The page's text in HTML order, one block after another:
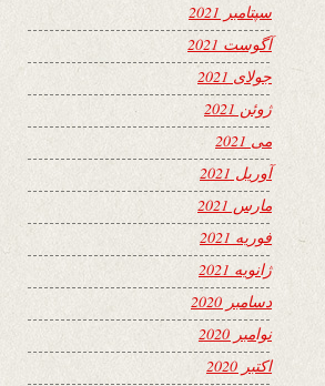
سپتامبر 2021
آگوست 2021
جولای 2021
ژوئن 2021
می 2021
آوریل 2021
مارس 2021
فوریه 2021
ژانویه 2021
دسامبر 2020
نوامبر 2020
اکتبر 2020